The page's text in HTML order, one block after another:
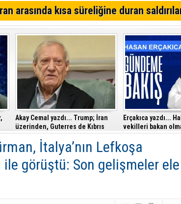
arasında kısa süreliğine duran
Akay Cemal yazdı... Trump; İran
üzerinden, Guterres de Kıbrıs
üzerinden başarı öyküsü istiyor
Erçakıca yazdı...
vekilleri bakan
düştüklerine dair
İtalya’nın Lefkoşa
görüştü: Son gelişmeler ele